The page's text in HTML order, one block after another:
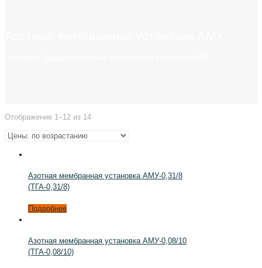
Отображение 1–12 из 14
Азотная мембранная установка АМУ-0,31/8
(ТГА-0,31/8)
Подробнее
Азотная мембранная установка АМУ-0,08/10
(ТГА-0,08/10)